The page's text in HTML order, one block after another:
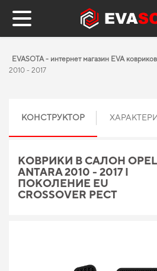
EVASOTA - интернет магазин EVA ковриков
2010 - 2017
КОНСТРУКТОР
КОВРИКИ В САЛОН OPEL
ANTARA 2010 - 2017 I
ПОКОЛЕНИЕ EU
CROSSOVER РЕСТ